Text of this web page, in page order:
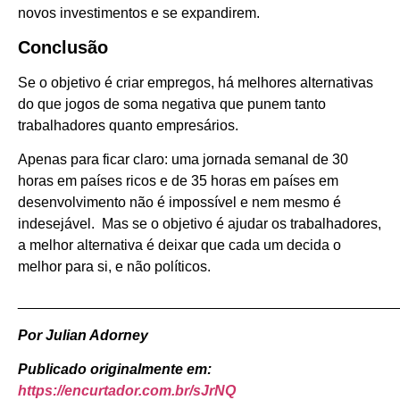
novos investimentos e se expandirem.
Conclusão
Se o objetivo é criar empregos, há melhores alternativas
do que jogos de soma negativa que punem tanto
trabalhadores quanto empresários.
Apenas para ficar claro: uma jornada semanal de 30
horas em países ricos e de 35 horas em países em
desenvolvimento não é impossível e nem mesmo é
indesejável. Mas se o objetivo é ajudar os trabalhadores,
a melhor alternativa é deixar que cada um decida o
melhor para si, e não políticos.
Por Julian Adorney
Publicado originalmente em:
https://encurtador.com.br/sJrNQ